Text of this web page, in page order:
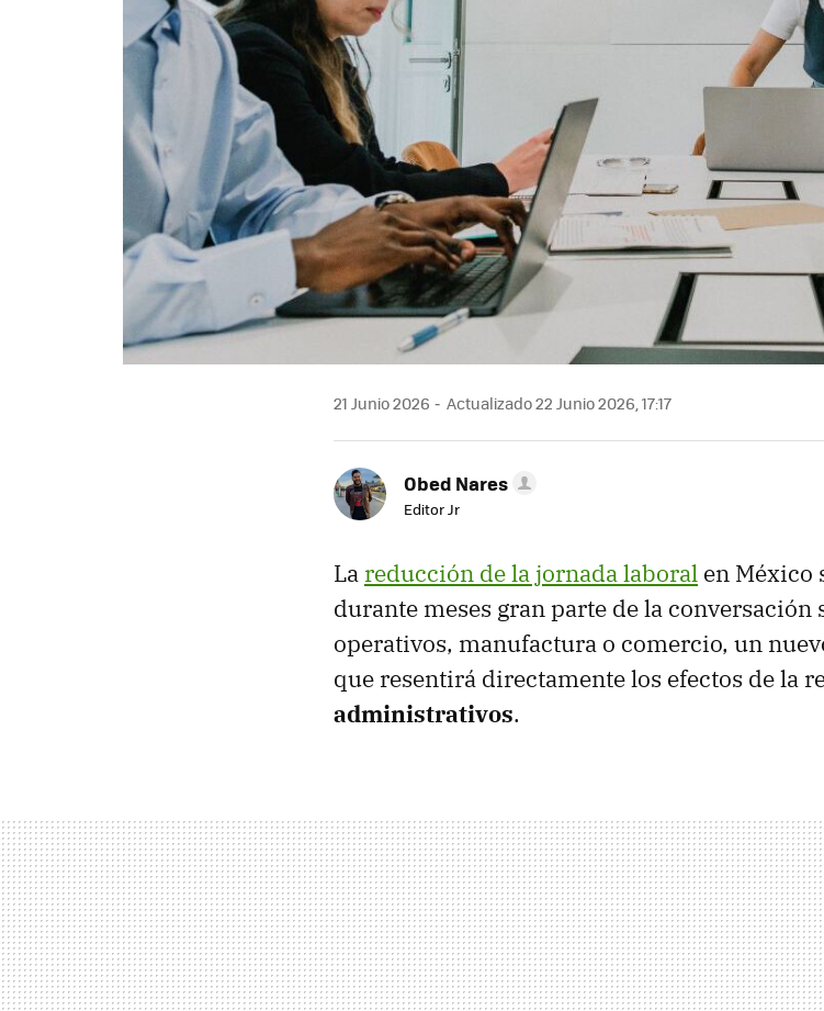
21 Junio 2026 Actualizado 22 Junio 2026, 17:17
Obed Nares
Editor Jr
La reducción de la jornada laboral en México
durante meses gran parte de la conversación
operativos, manufactura o comercio, un
que resentirá directamente los efectos de la
administrativos.